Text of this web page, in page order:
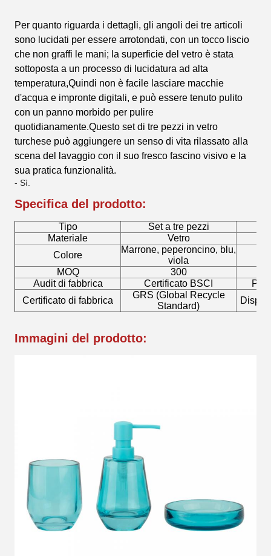
Per quanto riguarda i dettagli, gli angoli dei tre articoli
sono lucidati per essere arrotondati, con un tocco liscio
che non graffi le mani; la superficie del vetro è stata
sottoposta a un processo di lucidatura ad alta
temperatura,Quindi non è facile lasciare macchie
d'acqua e impronte digitali, e può essere tenuto pulito
con un panno morbido per pulire
quotidianamente.Questo set di tre pezzi in vetro
turchese può aggiungere un senso di vita rilassato alla
scena del lavaggio con il suo fresco fascino visivo e la
sua pratica funzionalità.
- Sì.
Specifica del prodotto:
Tipo
Set a tre pezzi
Materiale
Vetro
Colore
Marrone, peperoncino, blu,
viola
MOQ
300
Audit di fabbrica
Certificato BSCI
Certificato di fabbrica
GRS (Global Recycle
Standard)
Immagini del prodotto: